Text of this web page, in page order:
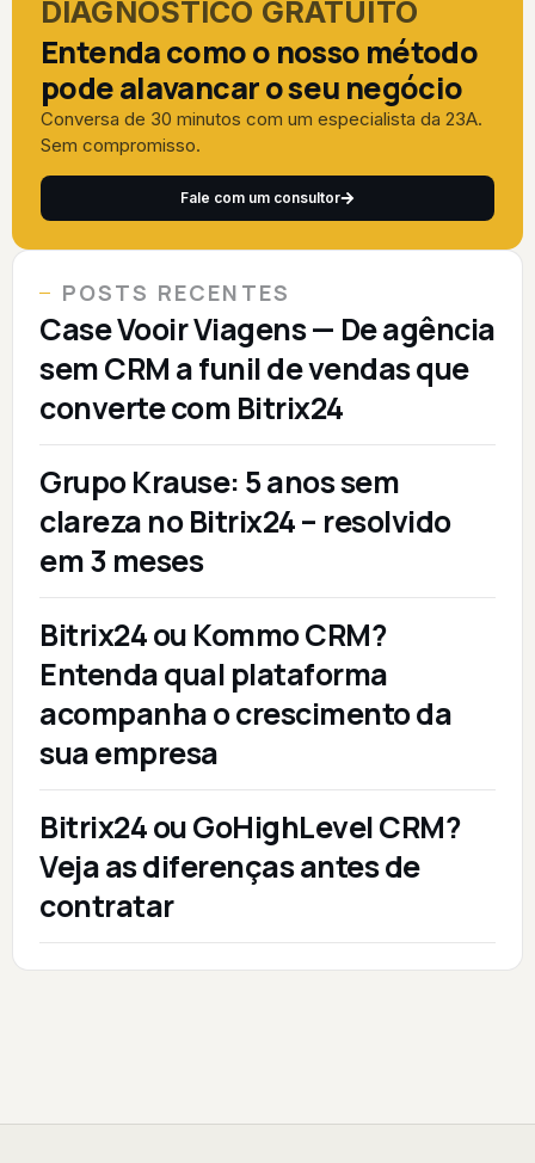
DIAGNÓSTICO GRATUITO
Entenda como o nosso método
pode alavancar o seu negócio
Conversa de 30 minutos com um especialista da 23A.
Sem compromisso.
Fale com um consultor
POSTS RECENTES
Case Vooir Viagens — De agência
sem CRM a funil de vendas que
converte com Bitrix24
Grupo Krause: 5 anos sem
clareza no Bitrix24 – resolvido
em 3 meses
Bitrix24 ou Kommo CRM?
Entenda qual plataforma
acompanha o crescimento da
sua empresa
Bitrix24 ou GoHighLevel CRM?
Veja as diferenças antes de
contratar